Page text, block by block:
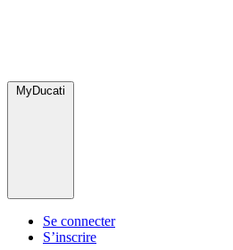
MyDucati
Se connecter
S’inscrire